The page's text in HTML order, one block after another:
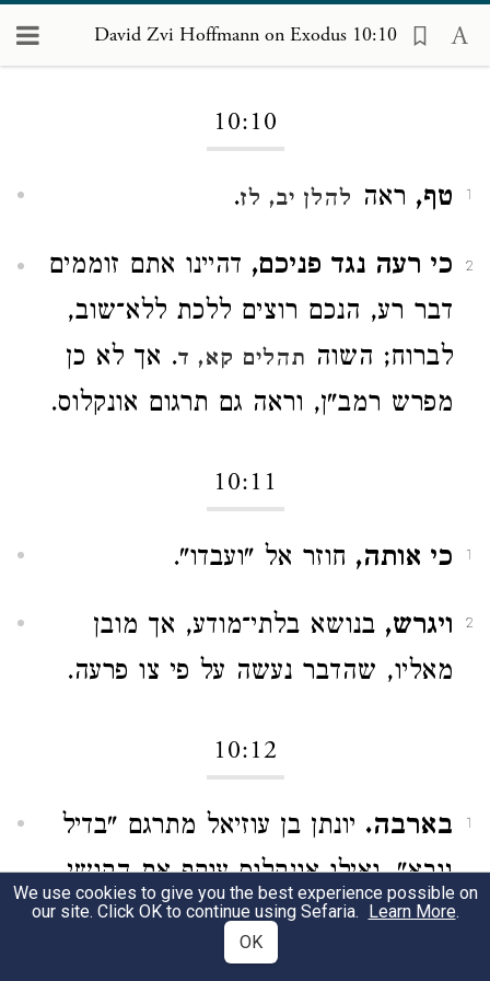
David Zvi Hoffmann on Exodus 10:10
10:10
1 טף, ראה להלן יב, לז.
2 כי רעה נגד פניכם, דהיינו אתם זוממים
דבר רע, הנכם רוצים ללכת ללא־שוב,
לברוח; השוה תהלים קא, ד. אך לא כן
מפרש רמב"ן, וראה גם תרגום אונקלוס.
10:11
1 כי אותה, חוזר אל "ועבדו".
2 ויגרש, בנושא בלתי־מודע, אך מובן
מאליו, שהדבר נעשה על פי צו פרעה.
10:12
1 בארבה. יונתן בן עוזיאל מתרגם "בדיל
גובא", ואילו אונקלוס עוקף את הקושי
שבבי"ת זו ומתרגם "וית גובא"; והשוה
תרגום השבעים. ואולי הכוונה להטות את
We use cookies to give you the best experience possible on
our site. Click OK to continue using Sefaria. Learn More.
OK